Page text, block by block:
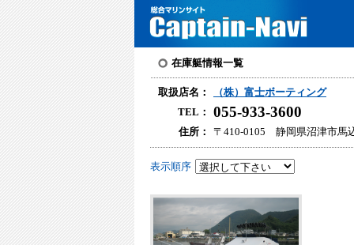
在庫艇情報一覧
取扱店名：
（株）富士ボーティング
TEL：
055-933-3600
住所： 〒410-0105 静岡県沼津市馬
表示順序